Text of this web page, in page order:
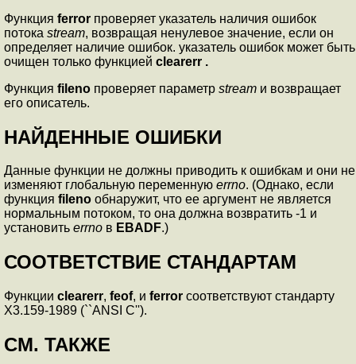
Функция ferror проверяет указатель наличия ошибок
потока stream, возвращая ненулевое значение, если он
определяет наличие ошибок. указатель ошибок может быть
очищен только функцией clearerr .
Функция fileno проверяет параметр stream и возвращает
его описатель.
НАЙДЕННЫЕ ОШИБКИ
Данные функции не должны приводить к ошибкам и они не
изменяют глобальную переменную errno. (Однако, если
функция fileno обнаружит, что ее аргумент не является
нормальным потоком, то она должна возвратить -1 и
установить errno в EBADF.)
СООТВЕТСТВИЕ СТАНДАРТАМ
Функции clearerr, feof, и ferror соответствуют стандарту
X3.159-1989 (``ANSI C'').
СМ. ТАКЖЕ